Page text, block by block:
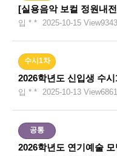
[실용음악 보컬 정원내
입 * * 2025-10-15 View9343
수시1차
2026학년도 신입생 수
입 * * 2025-10-13 View6861
공통
2026학년도 연기예술